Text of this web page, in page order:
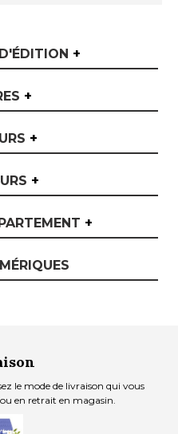
+
+
+
+
+
le mode de livraison qui vous
en retrait en magasin.